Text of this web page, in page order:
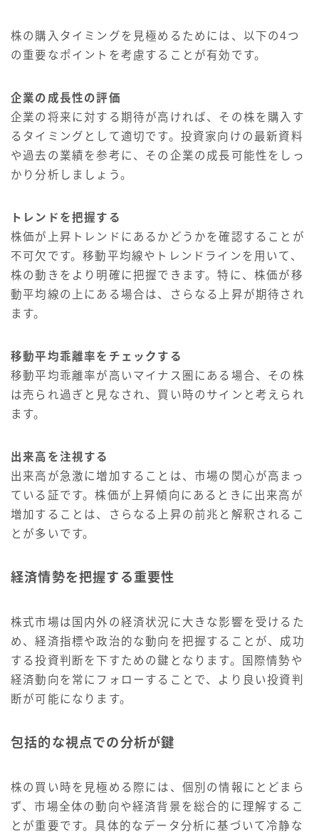
株の購入タイミングを見極めるためには、以下の4つ
の重要なポイントを考慮することが有効です。
企業の成長性の評価
企業の将来に対する期待が高ければ、その株を購入す
るタイミングとして適切です。投資家向けの最新資料
や過去の業績を参考に、その企業の成長可能性をしっ
かり分析しましょう。
トレンドを把握する
株価が上昇トレンドにあるかどうかを確認することが
不可欠です。移動平均線やトレンドラインを用いて、
株の動きをより明確に把握できます。特に、株価が移
動平均線の上にある場合は、さらなる上昇が期待され
ます。
移動平均乖離率をチェックする
移動平均乖離率が高いマイナス圏にある場合、その株
は売られ過ぎと見なされ、買い時のサインと考えられ
ます。
出来高を注視する
出来高が急激に増加することは、市場の関心が高まっ
ている証です。株価が上昇傾向にあるときに出来高が
増加することは、さらなる上昇の前兆と解釈されるこ
とが多いです。
経済情勢を把握する重要性
株式市場は国内外の経済状況に大きな影響を受けるた
め、経済指標や政治的な動向を把握することが、成功
する投資判断を下すための鍵となります。国際情勢や
経済動向を常にフォローすることで、より良い投資判
断が可能になります。
包括的な視点での分析が鍵
株の買い時を見極める際には、個別の情報にとどまら
ず、市場全体の動向や経済背景を総合的に理解するこ
とが重要です。具体的なデータ分析に基づいて冷静な